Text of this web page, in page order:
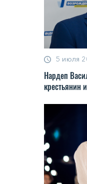
5 июля
Нардеп
крестьянин